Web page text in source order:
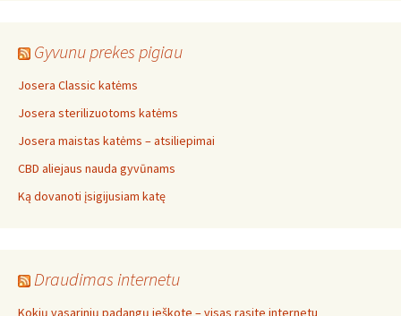
Gyvunu prekes pigiau
Josera Classic katėms
Josera sterilizuotoms katėms
Josera maistas katėms – atsiliepimai
CBD aliejaus nauda gyvūnams
Ką dovanoti įsigijusiam katę
Draudimas internetu
Kokių vasarinių padangų ieškote – visas rasite internetu